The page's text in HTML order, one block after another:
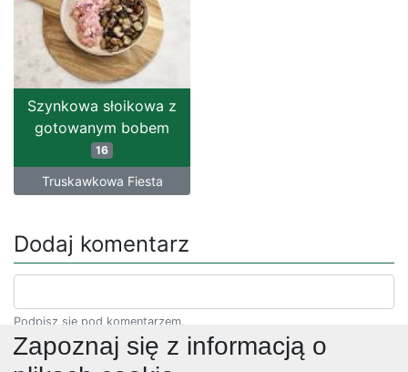
Szynkowa słoikowa z
gotowanym bobem
16
Truskawkowa Fiesta
Dodaj komentarz
Podpisz się pod komentarzem.
Zapoznaj się z informacją o